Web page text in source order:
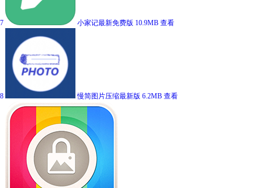
7 小家记最新免费版 10.9MB 查看
8 慢简图片压缩最新版 6.2MB 查看